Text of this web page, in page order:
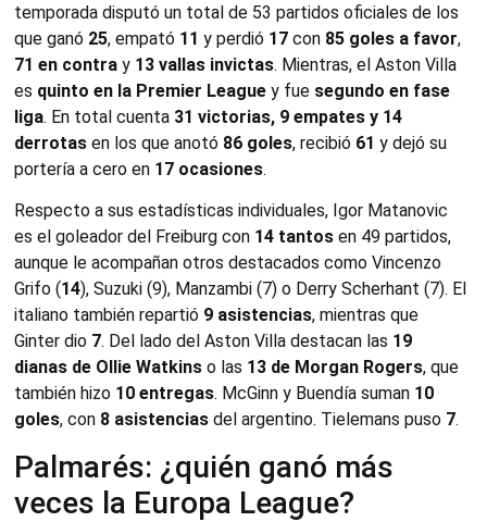
temporada disputó un total de 53 partidos oficiales de los
que ganó 25, empató 11 y perdió 17 con 85 goles a favor,
71 en contra y 13 vallas invictas. Mientras, el Aston Villa
es quinto en la Premier League y fue segundo en fase
liga. En total cuenta 31 victorias, 9 empates y 14
derrotas en los que anotó 86 goles, recibió 61 y dejó su
portería a cero en 17 ocasiones.
Respecto a sus estadísticas individuales, Igor Matanovic
es el goleador del Freiburg con 14 tantos en 49 partidos,
aunque le acompañan otros destacados como Vincenzo
Grifo (14), Suzuki (9), Manzambi (7) o Derry Scherhant (7). El
italiano también repartió 9 asistencias, mientras que
Ginter dio 7. Del lado del Aston Villa destacan las 19
dianas de Ollie Watkins o las 13 de Morgan Rogers, que
también hizo 10 entregas. McGinn y Buendía suman 10
goles, con 8 asistencias del argentino. Tielemans puso 7.
Palmarés: ¿quién ganó más
veces la Europa League?